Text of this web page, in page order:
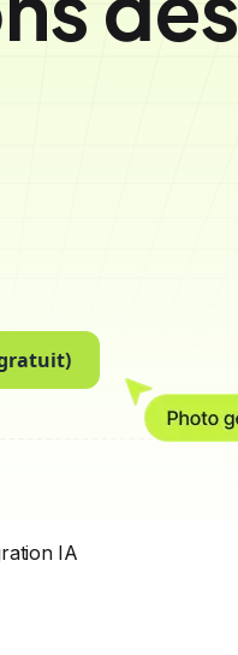
IA